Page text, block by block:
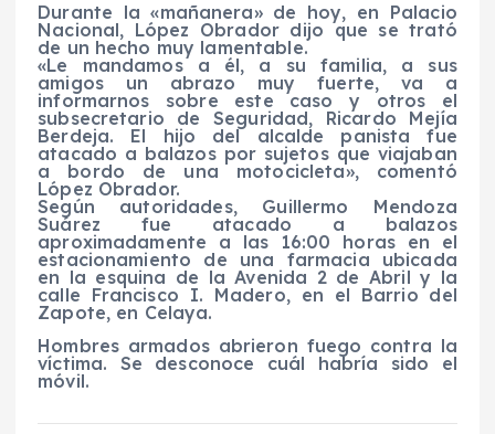
Durante la «mañanera» de hoy, en Palacio
Nacional, López Obrador dijo que se trató
de un hecho muy lamentable.
«Le mandamos a él, a su familia, a sus
amigos un abrazo muy fuerte, va a
informarnos sobre este caso y otros el
subsecretario de Seguridad, Ricardo Mejía
Berdeja. El hijo del alcalde panista fue
atacado a balazos por sujetos que viajaban
a bordo de una motocicleta», comentó
López Obrador.
Según autoridades, Guillermo Mendoza
Suárez fue atacado a balazos
aproximadamente a las 16:00 horas en el
estacionamiento de una farmacia ubicada
en la esquina de la Avenida 2 de Abril y la
calle Francisco I. Madero, en el Barrio del
Zapote, en Celaya.
Hombres armados abrieron fuego contra la
víctima. Se desconoce cuál habría sido el
móvil.